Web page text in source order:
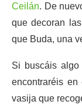
Ceilán. De
que decoran
que Buda, una
Si buscáis
encontraréis
vasija que